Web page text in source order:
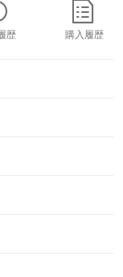
歴 購入履歴